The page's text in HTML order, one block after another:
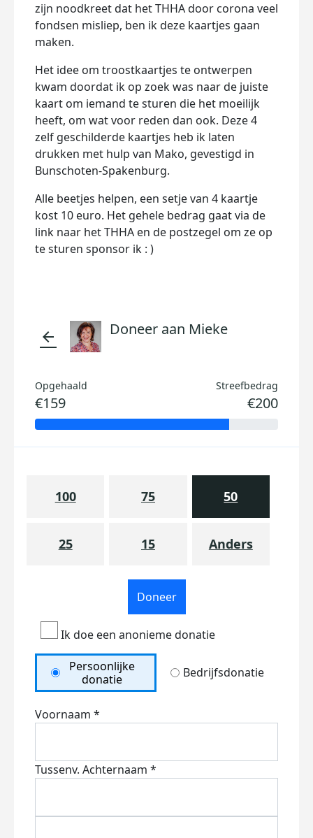
zijn noodkreet dat het THHA door corona veel
fondsen misliep, ben ik deze kaartjes gaan
maken.
Het idee om troostkaartjes te ontwerpen
kwam doordat ik op zoek was naar de juiste
kaart om iemand te sturen die het moeilijk
heeft, om wat voor reden dan ook. Deze 4
zelf geschilderde kaartjes heb ik laten
drukken met hulp van Mako, gevestigd in
Bunschoten-Spakenburg.
Alle beetjes helpen, een setje van 4 kaartje
kost 10 euro. Het gehele bedrag gaat via de
link naar het THHA en de postzegel om ze op
te sturen sponsor ik : )
arrow_back Doneer aan Mieke
Opgehaald
€159
Streefbedrag
€200
100 75 50
25 15 Anders
Doneer
Ik doe een anonieme donatie
Persoonlijke
donatie
Bedrijfsdonatie
Voornaam *
Tussenv. Achternaam *